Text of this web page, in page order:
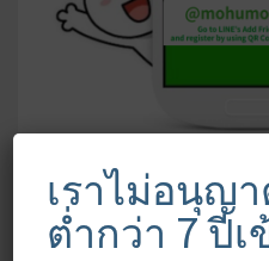
เราไม่อนุญ
ต่ำกว่า 7 ปี